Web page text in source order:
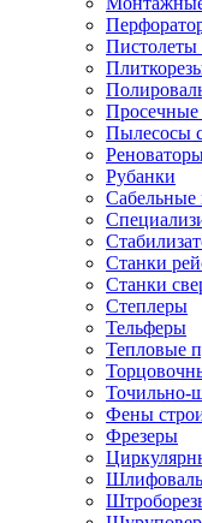
Пистолеты
Пылесосы
Рубанки
Станки
Станки
Степлеры
Тельферы
Тепловые
Точильно-
Фены
Фрезеры